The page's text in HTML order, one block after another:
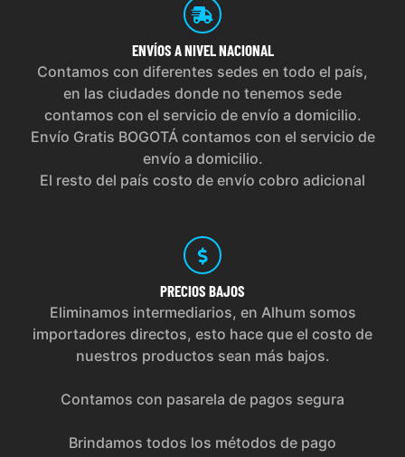
ENVÍOS A NIVEL NACIONAL
Contamos con diferentes sedes en todo el país,
en las ciudades donde no tenemos sede
contamos con el servicio de envío a domicilio.
Envío Gratis BOGOTÁ contamos con el servicio de
envío a domicilio.
El resto del país costo de envío cobro adicional
PRECIOS BAJOS
Eliminamos intermediarios, en Alhum somos
importadores directos, esto hace que el costo de
nuestros productos sean más bajos.
Contamos con pasarela de pagos segura
Brindamos todos los métodos de pago